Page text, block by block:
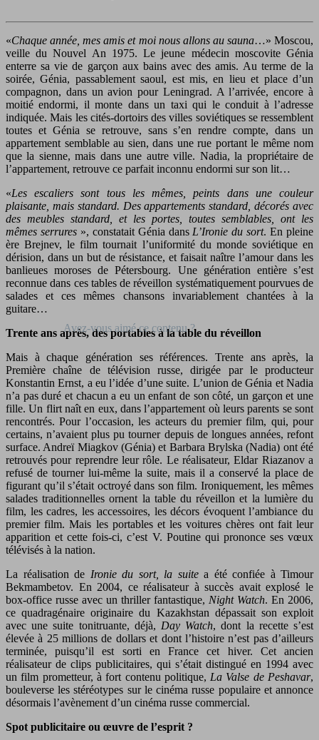
«Chaque année, mes amis et moi nous allons au sauna…» Moscou,
veille du Nouvel An 1975. Le jeune médecin moscovite Génia
enterre sa vie de garçon aux bains avec des amis. Au terme de la
soirée, Génia, passablement saoul, est mis, en lieu et place d’un
compagnon, dans un avion pour Leningrad. A l’arrivée, encore à
moitié endormi, il monte dans un taxi qui le conduit à l’adresse
indiquée. Mais les cités-dortoirs des villes soviétiques se ressemblent
toutes et Génia se retrouve, sans s’en rendre compte, dans un
appartement semblable au sien, dans une rue portant le même nom
que la sienne, mais dans une autre ville. Nadia, la propriétaire de
l’appartement, retrouve ce parfait inconnu endormi sur son lit…
«Les escaliers sont tous les mêmes, peints dans une couleur
plaisante, mais standard. Des appartements standard, décorés avec
des meubles standard, et les portes, toutes semblables, ont les
mêmes serrures », constatait Génia dans L’Ironie du sort. En pleine
ère Brejnev, le film tournait l’uniformité du monde soviétique en
dérision, dans un but de résistance, et faisait naître l’amour dans les
banlieues moroses de Pétersbourg. Une génération entière s’est
reconnue dans ces tables de réveillon systématiquement pourvues de
salades et ces mêmes chansons invariablement chantées à la
guitare…
Trente ans après, des portables à la table du réveillon
Mais à chaque génération ses références. Trente ans après, la
Première chaîne de télévision russe, dirigée par le producteur
Konstantin Ernst, a eu l’idée d’une suite. L’union de Génia et Nadia
n’a pas duré et chacun a eu un enfant de son côté, un garçon et une
fille. Un flirt naît en eux, dans l’appartement où leurs parents se sont
rencontrés. Pour l’occasion, les acteurs du premier film, qui, pour
certains, n’avaient plus pu tourner depuis de longues années, refont
surface. Andreï Miagkov (Génia) et Barbara Brylska (Nadia) ont été
retrouvés pour reprendre leur rôle. Le réalisateur, Eldar Riazanov a
refusé de tourner lui-même la suite, mais il a conservé la place de
figurant qu’il s’était octroyé dans son film. Ironiquement, les mêmes
salades traditionnelles ornent la table du réveillon et la lumière du
film, les cadres, les accessoires, les décors évoquent l’ambiance du
premier film. Mais les portables et les voitures chères ont fait leur
apparition et cette fois-ci, c’est V. Poutine qui prononce ses vœux
télévisés à la nation.
La réalisation de Ironie du sort, la suitea été confiée à Timour
Bekmambetov. En 2004, ce réalisateur à succès avait explosé le
box-office russe avec un thriller fantastique, Night Watch. En 2006,
ce quadragénaire originaire du Kazakhstan dépassait son exploit
avec une suite tonitruante, déjà, Day Watch, dont la recette s’est
élevée à 25 millions de dollars et dont l’histoire n’est pas d’ailleurs
terminée, puisqu’il est sorti en France cet hiver. Cet ancien
réalisateur de clips publicitaires, qui s’était distingué en 1994 avec
un film prometteur, à fort contenu politique, La Valse de Peshavar,
bouleverse les stéréotypes sur le cinéma russe populaire et annonce
désormais l’avènement d’un cinéma russe commercial.
Spot publicitaire ou œuvre de l’esprit ?